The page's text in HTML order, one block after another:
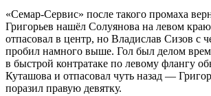
«Семар-Сервис» после такого промаха
Григорьев нашёл Солуянова на левом
отпасовал в центр, но Владислав Сизов с
пробил намного выше. Гол был делом
в быстрой контратаке по левому флангу
Куташова и отпасовал чуть назад —
поразил правую девятку.